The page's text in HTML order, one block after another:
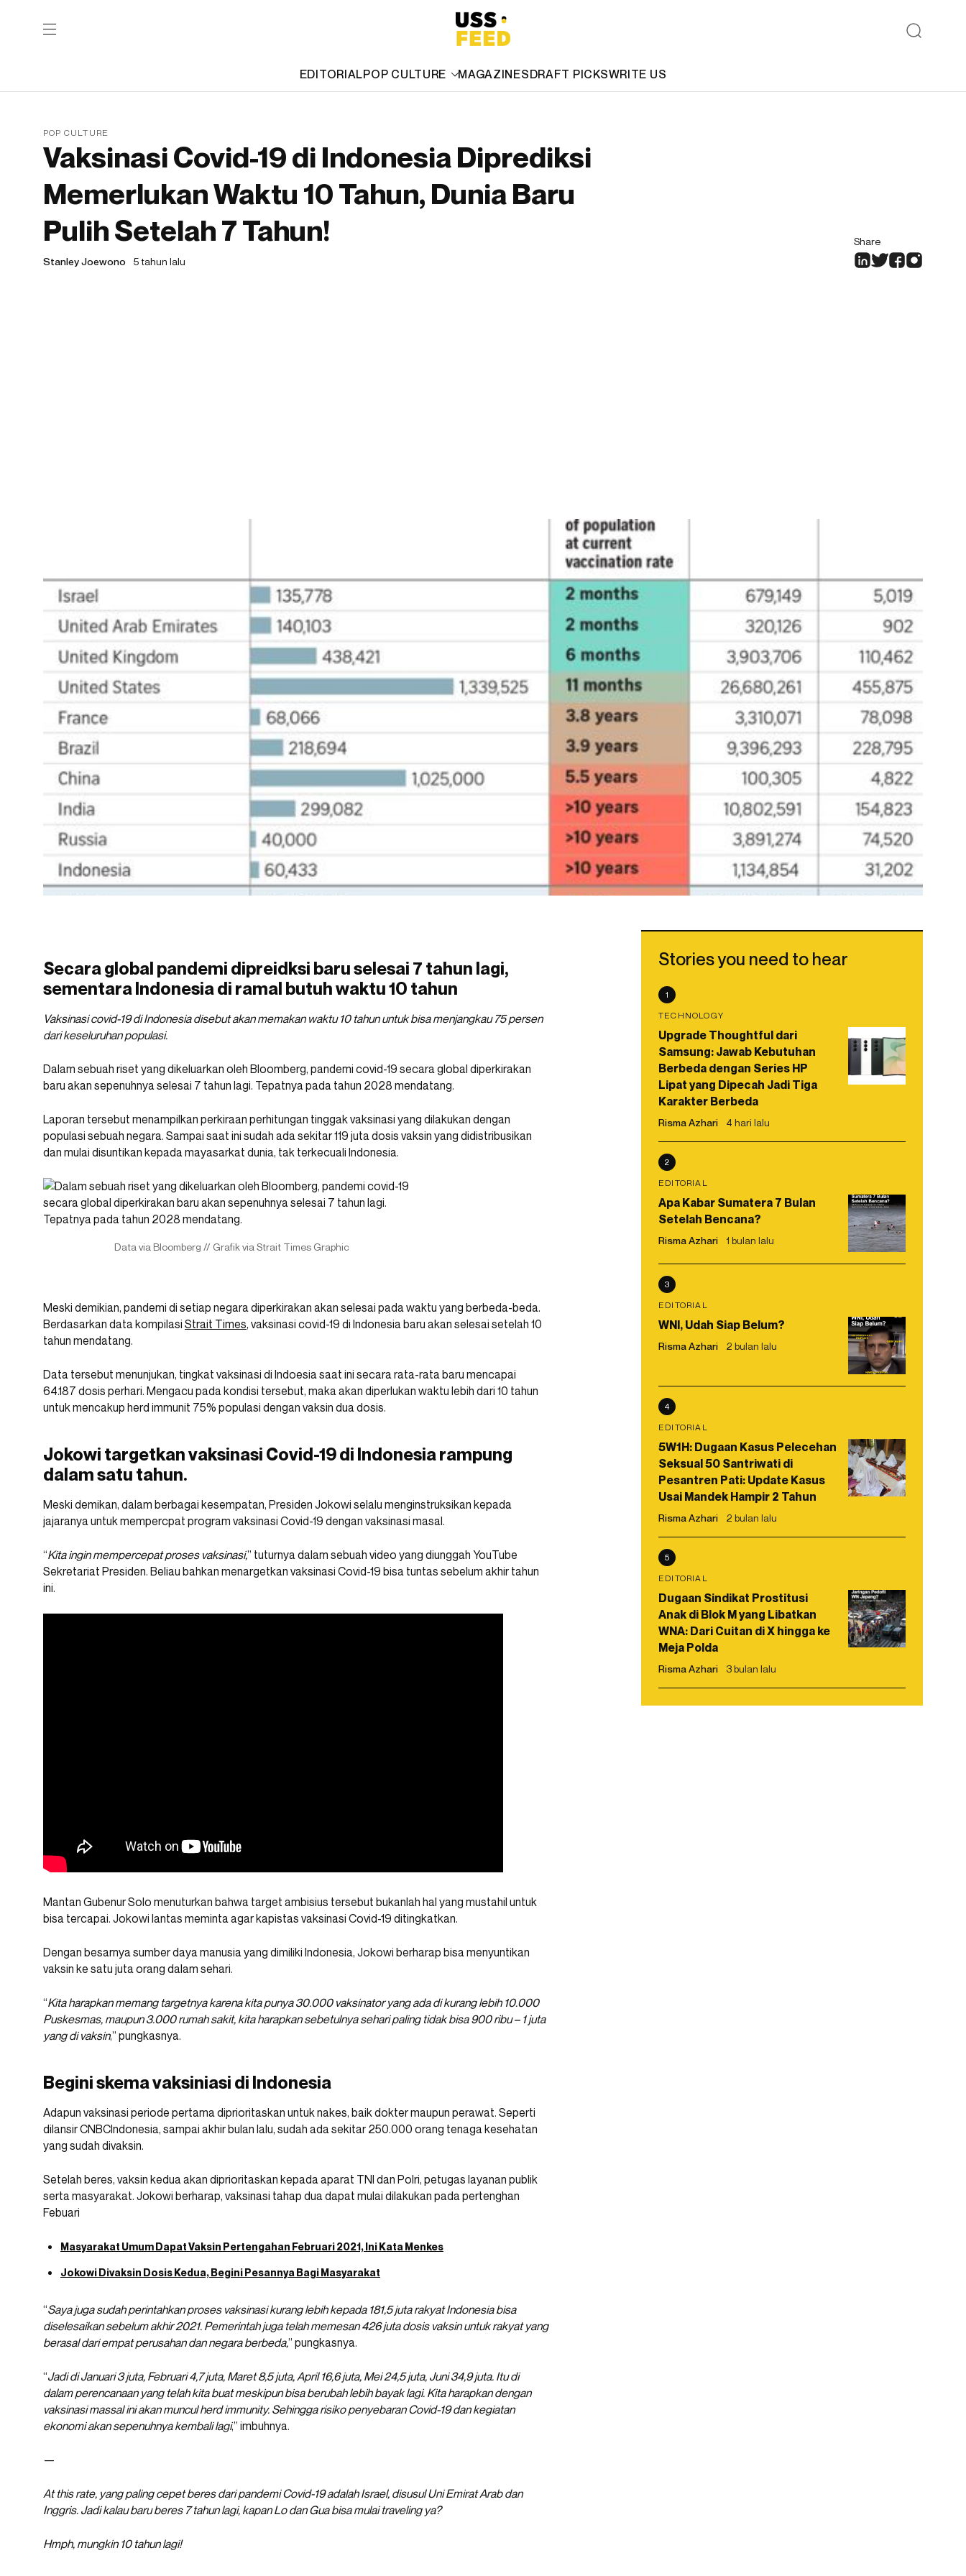
EDITORIALPOP CULTURE MAGAZINESDRAFT PICKSWRITE US
POP CULTURE
Vaksinasi Covid-19 di Indonesia Diprediksi
Memerlukan Waktu 10 Tahun, Dunia Baru
Pulih Setelah 7 Tahun!
Stanley Joewono 5 tahun lalu
Share
Secara global pandemi dipreidksi baru selesai 7 tahun lagi,
sementara Indonesia di ramal butuh waktu 10 tahun
Vaksinasi covid-19 di Indonesia disebut akan memakan waktu 10 tahun untuk bisa menjangkau 75 persen
dari keseluruhan populasi.
Dalam sebuah riset yang dikeluarkan oleh Bloomberg, pandemi covid-19 secara global diperkirakan
baru akan sepenuhnya selesai 7 tahun lagi. Tepatnya pada tahun 2028 mendatang.
Laporan tersebut menampilkan perkiraan perhitungan tinggak vaksinasi yang dilakukan dengan
populasi sebuah negara. Sampai saat ini sudah ada sekitar 119 juta dosis vaksin yang didistribusikan
dan mulai disuntikan kepada mayasarkat dunia, tak terkecuali Indonesia.
Data via Bloomberg // Grafik via Strait Times Graphic
Meski demikian, pandemi di setiap negara diperkirakan akan selesai pada waktu yang berbeda-beda.
Berdasarkan data kompilasi Strait Times, vaksinasi covid-19 di Indonesia baru akan selesai setelah 10
tahun mendatang.
Data tersebut menunjukan, tingkat vaksinasi di Indoesia saat ini secara rata-rata baru mencapai
64.187 dosis perhari. Mengacu pada kondisi tersebut, maka akan diperlukan waktu lebih dari 10 tahun
untuk mencakup herd immunit 75% populasi dengan vaksin dua dosis.
Jokowi targetkan vaksinasi Covid-19 di Indonesia rampung
dalam satu tahun.
Meski demikan, dalam berbagai kesempatan, Presiden Jokowi selalu menginstruksikan kepada
jajaranya untuk mempercpat program vaksinasi Covid-19 dengan vaksinasi masal.
“Kita ingin mempercepat proses vaksinasi,” tuturnya dalam sebuah video yang diunggah YouTube
Sekretariat Presiden. Beliau bahkan menargetkan vaksinasi Covid-19 bisa tuntas sebelum akhir tahun
ini.
Mantan Gubenur Solo menuturkan bahwa target ambisius tersebut bukanlah hal yang mustahil untuk
bisa tercapai. Jokowi lantas meminta agar kapistas vaksinasi Covid-19 ditingkatkan.
Dengan besarnya sumber daya manusia yang dimiliki Indonesia, Jokowi berharap bisa menyuntikan
vaksin ke satu juta orang dalam sehari.
“Kita harapkan memang targetnya karena kita punya 30.000 vaksinator yang ada di kurang lebih 10.000
Puskesmas, maupun 3.000 rumah sakit, kita harapkan sebetulnya sehari paling tidak bisa 900 ribu – 1 juta
yang di vaksin,” pungkasnya.
Begini skema vaksiniasi di Indonesia
Adapun vaksinasi periode pertama diprioritaskan untuk nakes, baik dokter maupun perawat. Seperti
dilansir CNBCIndonesia, sampai akhir bulan lalu, sudah ada sekitar 250.000 orang tenaga kesehatan
yang sudah divaksin.
Setelah beres, vaksin kedua akan diprioritaskan kepada aparat TNI dan Polri, petugas layanan publik
serta masyarakat. Jokowi berharap, vaksinasi tahap dua dapat mulai dilakukan pada pertenghan
Febuari
Masyarakat Umum Dapat Vaksin Pertengahan Februari 2021, Ini Kata Menkes
Jokowi Divaksin Dosis Kedua, Begini Pesannya Bagi Masyarakat
“Saya juga sudah perintahkan proses vaksinasi kurang lebih kepada 181,5 juta rakyat Indonesia bisa
diselesaikan sebelum akhir 2021. Pemerintah juga telah memesan 426 juta dosis vaksin untuk rakyat yang
berasal dari empat perusahan dan negara berbeda,” pungkasnya.
“Jadi di Januari 3 juta, Februari 4,7 juta, Maret 8,5 juta, April 16,6 juta, Mei 24,5 juta, Juni 34,9 juta. Itu di
dalam perencanaan yang telah kita buat meskipun bisa berubah lebih bayak lagi. Kita harapkan dengan
vaksinasi massal ini akan muncul herd immunity. Sehingga risiko penyebaran Covid-19 dan kegiatan
ekonomi akan sepenuhnya kembali lagi,” imbuhnya.
—
At this rate, yang paling cepet beres dari pandemi Covid-19 adalah Israel, disusul Uni Emirat Arab dan
Inggris. Jadi kalau baru beres 7 tahun lagi, kapan Lo dan Gua bisa mulai traveling ya?
Hmph, mungkin 10 tahun lagi!
Stories you need to hear
1
TECHNOLOGY
Upgrade Thoughtful dari
Samsung: Jawab Kebutuhan
Berbeda dengan Series HP
Lipat yang Dipecah Jadi Tiga
Karakter Berbeda
Risma Azhari 4 hari lalu
2
EDITORIAL
Apa Kabar Sumatera 7 Bulan
Setelah Bencana?
Risma Azhari 1 bulan lalu
3
EDITORIAL
WNI, Udah Siap Belum?
Risma Azhari 2 bulan lalu
4
EDITORIAL
5W1H: Dugaan Kasus Pelecehan
Seksual 50 Santriwati di
Pesantren Pati: Update Kasus
Usai Mandek Hampir 2 Tahun
Risma Azhari 2 bulan lalu
5
EDITORIAL
Dugaan Sindikat Prostitusi
Anak di Blok M yang Libatkan
WNA: Dari Cuitan di X hingga ke
Meja Polda
Risma Azhari 3 bulan lalu